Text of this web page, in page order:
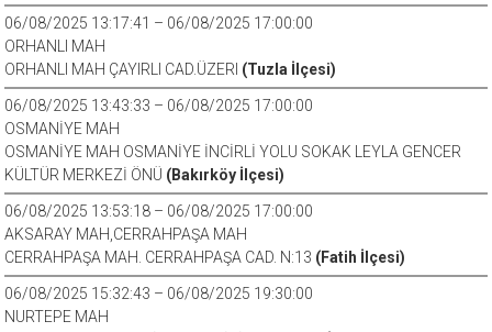
06/08/2025 13:17:41 – 06/08/2025 17:00:00
ORHANLI MAH
ORHANLI MAH ÇAYIRLI CAD.ÜZERI (Tuzla İlçesi)
06/08/2025 13:43:33 – 06/08/2025 17:00:00
OSMANİYE MAH
OSMANİYE MAH OSMANİYE İNCİRLİ YOLU SOKAK LEYLA GENCER
KÜLTÜR MERKEZİ ÖNÜ (Bakırköy İlçesi)
06/08/2025 13:53:18 – 06/08/2025 17:00:00
AKSARAY MAH,CERRAHPAŞA MAH
CERRAHPAŞA MAH. CERRAHPAŞA CAD. N:13 (Fatih İlçesi)
06/08/2025 15:32:43 – 06/08/2025 19:30:00
NURTEPE MAH